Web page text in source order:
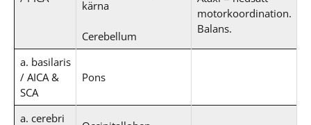
kärna
Cerebellum
motorkoordination.
Balans.
a. basilaris
/ AICA &
SCA
Pons
a. cerebri